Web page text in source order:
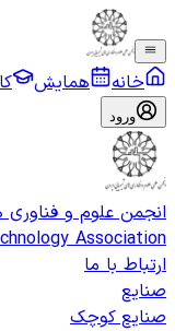
خانه همایش
ورود
انجمن علوم و فناوری
Association
ارتباط با ما
صنایع
صنایع کوچک